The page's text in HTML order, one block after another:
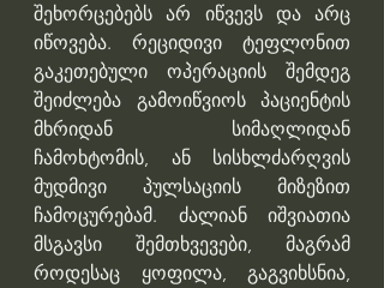
შეხორცებებს არ იწვევს და არც
იწოვება. რეციდივი ტეფლონით
გაკეთებული ოპერაციის შემდეგ
შეიძლება გამოიწვიოს პაციენტის
მხრიდან სიმაღლიდან
ჩამოხტომის, ან სისხლძარღვის
მუდმივი პულსაციის მიზეზით
ჩამოცურებამ. ძალიან იშვიათია
მსგავსი შემთხვევები, მაგრამ
როდესაც ყოფილა, გაგვიხსნია,